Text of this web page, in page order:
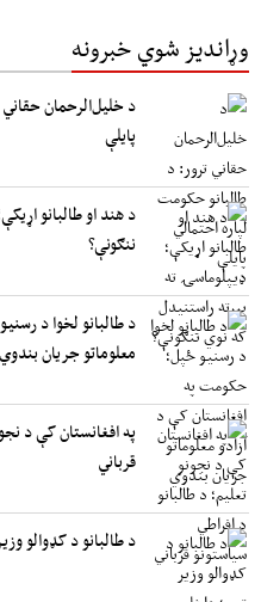
وړاندیز شوي خبرونه
د خلیل‌الرحمان
پایلې
د هند او طالبانو
ننګونې؟
د طالبانو لخوا د
معلوماتو جریان بندوي
په افغانستان کې د
قرباني
د طالبانو د کډوالو